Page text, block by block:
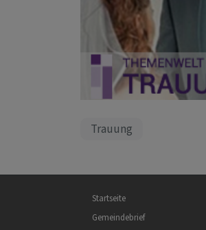
Trauung
Hauptnavigation
Startseite
Gemeindebrief